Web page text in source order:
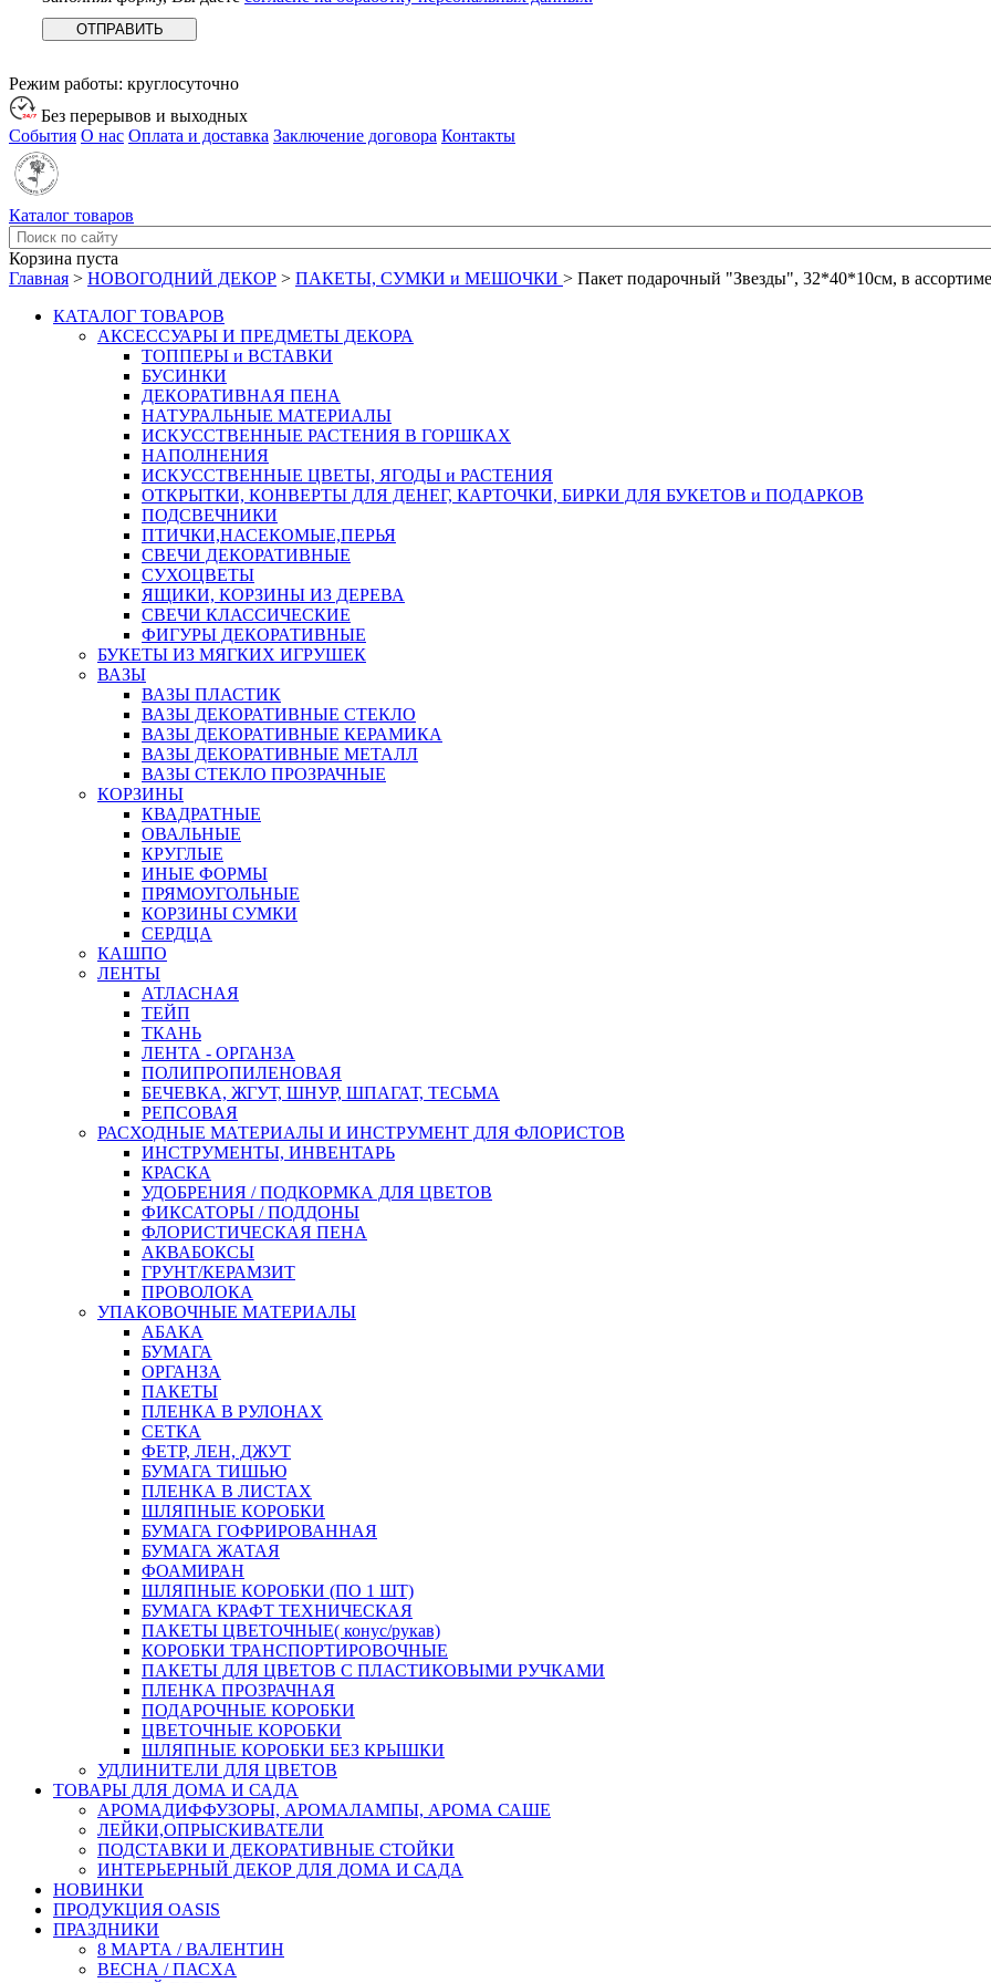
Режим работы: круглосуточно
Без перерывов и выходных
События О нас Оплата и доставка Заключение договора Контакты
Каталог товаров
Корзина пуста
Главная > НОВОГОДНИЙ ДЕКОР > ПАКЕТЫ, СУМКИ и МЕШОЧКИ > Пакет подарочный "Звезды", 32*40*10см, в
КАТАЛОГ ТОВАРОВ
АКСЕССУАРЫ И ПРЕДМЕТЫ ДЕКОРА
ТОППЕРЫ и ВСТАВКИ
БУСИНКИ
ДЕКОРАТИВНАЯ ПЕНА
НАТУРАЛЬНЫЕ МАТЕРИАЛЫ
ИСКУССТВЕННЫЕ РАСТЕНИЯ В ГОРШКАХ
НАПОЛНЕНИЯ
ИСКУССТВЕННЫЕ ЦВЕТЫ, ЯГОДЫ и РАСТЕНИЯ
ОТКРЫТКИ, КОНВЕРТЫ ДЛЯ ДЕНЕГ, КАРТОЧКИ, БИРКИ ДЛЯ БУКЕТОВ и ПОДАРКОВ
ПОДСВЕЧНИКИ
ПТИЧКИ,НАСЕКОМЫЕ,ПЕРЬЯ
СВЕЧИ ДЕКОРАТИВНЫЕ
СУХОЦВЕТЫ
ЯЩИКИ, КОРЗИНЫ ИЗ ДЕРЕВА
СВЕЧИ КЛАССИЧЕСКИЕ
ФИГУРЫ ДЕКОРАТИВНЫЕ
БУКЕТЫ ИЗ МЯГКИХ ИГРУШЕК
ВАЗЫ
ВАЗЫ ПЛАСТИК
ВАЗЫ ДЕКОРАТИВНЫЕ СТЕКЛО
ВАЗЫ ДЕКОРАТИВНЫЕ КЕРАМИКА
ВАЗЫ ДЕКОРАТИВНЫЕ МЕТАЛЛ
ВАЗЫ СТЕКЛО ПРОЗРАЧНЫЕ
КОРЗИНЫ
КВАДРАТНЫЕ
ОВАЛЬНЫЕ
КРУГЛЫЕ
ИНЫЕ ФОРМЫ
ПРЯМОУГОЛЬНЫЕ
КОРЗИНЫ СУМКИ
СЕРДЦА
КАШПО
ЛЕНТЫ
АТЛАСНАЯ
ТЕЙП
ТКАНЬ
ЛЕНТА - ОРГАНЗА
ПОЛИПРОПИЛЕНОВАЯ
БЕЧЕВКА, ЖГУТ, ШНУР, ШПАГАТ, ТЕСЬМА
РЕПСОВАЯ
РАСХОДНЫЕ МАТЕРИАЛЫ И ИНСТРУМЕНТ ДЛЯ ФЛОРИСТОВ
ИНСТРУМЕНТЫ, ИНВЕНТАРЬ
КРАСКА
УДОБРЕНИЯ / ПОДКОРМКА ДЛЯ ЦВЕТОВ
ФИКСАТОРЫ / ПОДДОНЫ
ФЛОРИСТИЧЕСКАЯ ПЕНА
АКВАБОКСЫ
ГРУНТ/КЕРАМЗИТ
ПРОВОЛОКА
УПАКОВОЧНЫЕ МАТЕРИАЛЫ
АБАКА
БУМАГА
ОРГАНЗА
ПАКЕТЫ
ПЛЕНКА В РУЛОНАХ
СЕТКА
ФЕТР, ЛЕН, ДЖУТ
БУМАГА ТИШЬЮ
ПЛЕНКА В ЛИСТАХ
ШЛЯПНЫЕ КОРОБКИ
БУМАГА ГОФРИРОВАННАЯ
БУМАГА ЖАТАЯ
ФОАМИРАН
ШЛЯПНЫЕ КОРОБКИ (ПО 1 ШТ)
БУМАГА КРАФТ ТЕХНИЧЕСКАЯ
ПАКЕТЫ ЦВЕТОЧНЫЕ( конус/рукав)
КОРОБКИ ТРАНСПОРТИРОВОЧНЫЕ
ПАКЕТЫ ДЛЯ ЦВЕТОВ С ПЛАСТИКОВЫМИ РУЧКАМИ
ПЛЕНКА ПРОЗРАЧНАЯ
ПОДАРОЧНЫЕ КОРОБКИ
ЦВЕТОЧНЫЕ КОРОБКИ
ШЛЯПНЫЕ КОРОБКИ БЕЗ КРЫШКИ
УДЛИНИТЕЛИ ДЛЯ ЦВЕТОВ
ТОВАРЫ ДЛЯ ДОМА И САДА
АРОМАДИФФУЗОРЫ, АРОМАЛАМПЫ, АРОМА САШЕ
ЛЕЙКИ,ОПРЫСКИВАТЕЛИ
ПОДСТАВКИ И ДЕКОРАТИВНЫЕ СТОЙКИ
ИНТЕРЬЕРНЫЙ ДЕКОР ДЛЯ ДОМА И САДА
НОВИНКИ
ПРОДУКЦИЯ OASIS
ПРАЗДНИКИ
8 МАРТА / ВАЛЕНТИН
ВЕСНА / ПАСХА